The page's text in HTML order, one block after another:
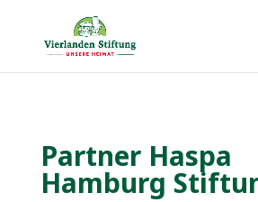
Partner Haspa
Hamburg